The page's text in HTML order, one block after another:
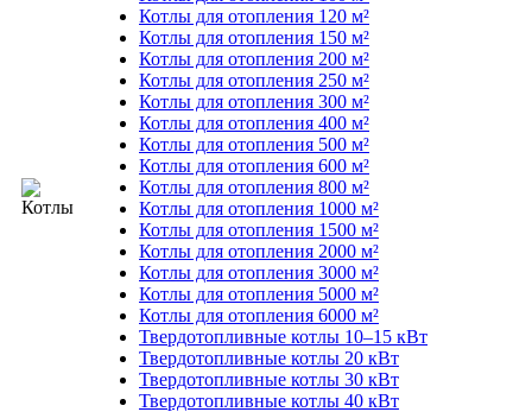
Котлы для отопления 120 м²
Котлы для отопления 150 м²
Котлы для отопления 200 м²
Котлы для отопления 250 м²
Котлы для отопления 300 м²
Котлы для отопления 400 м²
Котлы для отопления 500 м²
Котлы для отопления 600 м²
Котлы для отопления 800 м²
Котлы для отопления 1000 м²
Котлы для отопления 1500 м²
Котлы для отопления 2000 м²
Котлы для отопления 3000 м²
Котлы для отопления 5000 м²
Котлы для отопления 6000 м²
Твердотопливные котлы 10–15 кВт
Твердотопливные котлы 20 кВт
Твердотопливные котлы 30 кВт
Твердотопливные котлы 40 кВт